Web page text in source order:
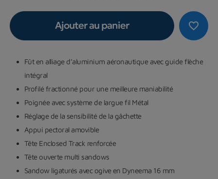
favorite_border
Ajouter au panier
Fût en alliage d’aluminium aéronautique avec guide flèche
intégral
Profilé fractionné pour une meilleure maniabilité
Poignée avec système de largue fil Métal
Réglage de la sensibilité de la gâchette
Appui pectoral amovible
Tête Enclosed Track renforcée
Tête ouverte multi sandows
Sandow ligaturés avec ogive en Dyneema 16 mm